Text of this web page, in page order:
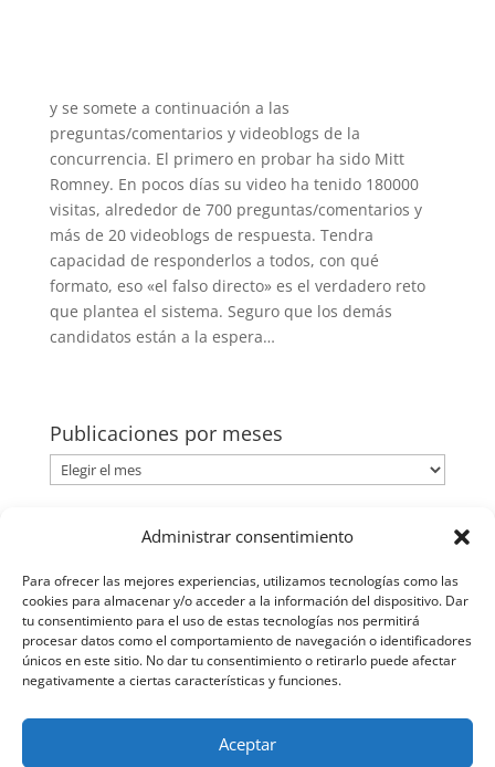
Administrar consentimiento
Para ofrecer las mejores experiencias, utilizamos tecnologías como las
cookies para almacenar y/o acceder a la información del dispositivo. Dar
tu consentimiento para el uso de estas tecnologías nos permitirá
procesar datos como el comportamiento de navegación o identificadores
únicos en este sitio. No dar tu consentimiento o retirarlo puede afectar
negativamente a ciertas características y funciones.
Aceptar
y se somete a continuación a las
preguntas/comentarios y videoblogs de la
concurrencia. El primero en probar ha sido Mitt
Romney. En pocos días su video ha tenido 180000
visitas, alrededor de 700 preguntas/comentarios y
más de 20 videoblogs de respuesta. Tendra
capacidad de responderlos a todos, con qué
formato, eso «el falso directo» es el verdadero reto
que plantea el sistema. Seguro que los demás
candidatos están a la espera…
Publicaciones por meses
Publicaciones
por
Categorías